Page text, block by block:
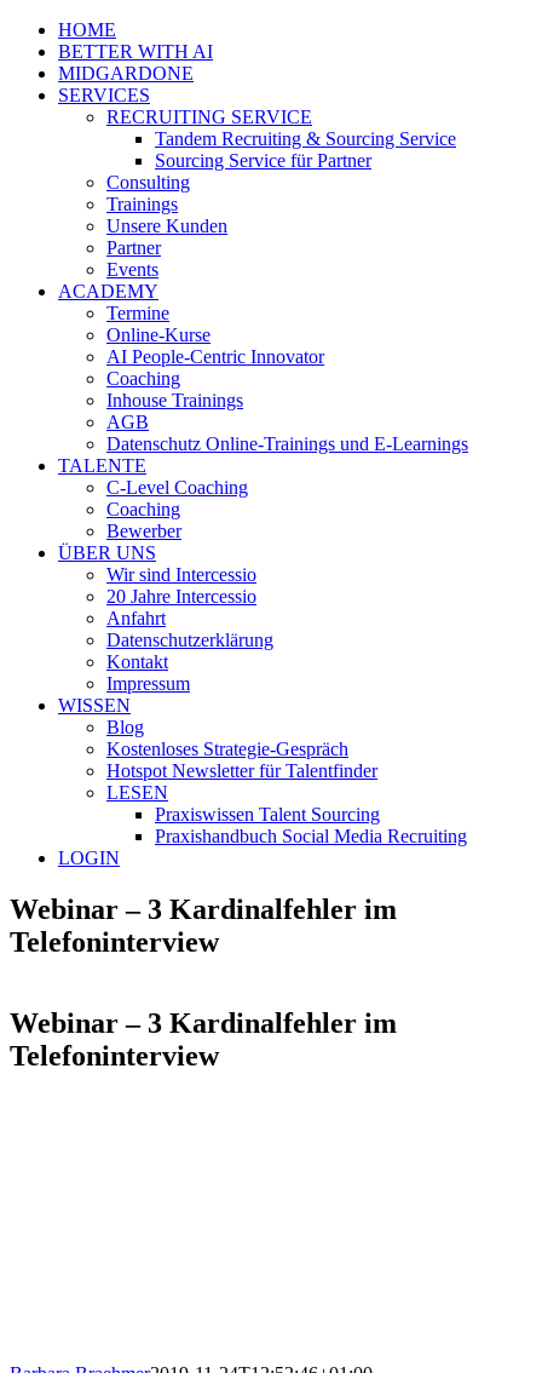
HOME
BETTER WITH AI
MIDGARDONE
SERVICES
RECRUITING SERVICE
Tandem Recruiting & Sourcing Service
Sourcing Service für Partner
Consulting
Trainings
Unsere Kunden
Partner
Events
ACADEMY
Termine
Online-Kurse
AI People-Centric Innovator
Coaching
Inhouse Trainings
AGB
Datenschutz Online-Trainings und E-Learnings
TALENTE
C-Level Coaching
Coaching
Bewerber
ÜBER UNS
Wir sind Intercessio
20 Jahre Intercessio
Anfahrt
Datenschutzerklärung
Kontakt
Impressum
WISSEN
Blog
Kostenloses Strategie-Gespräch
Hotspot Newsletter für Talentfinder
LESEN
Praxiswissen Talent Sourcing
Praxishandbuch Social Media Recruiting
LOGIN
Webinar – 3 Kardinalfehler im
Telefoninterview
Webinar – 3 Kardinalfehler im
Telefoninterview